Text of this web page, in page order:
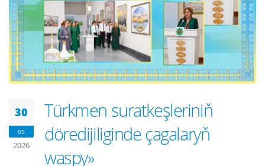
30
05
2026
Türkmen suratkeşleriniň
döredijiliginde çagalaryň
waspy»